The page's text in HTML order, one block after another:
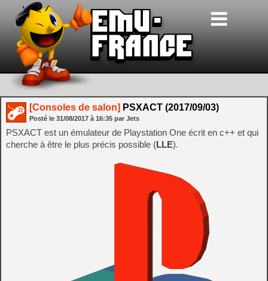
[Consoles de salon] PSXACT (2017/09/03)
Posté le 31/08/2017 à 16:35 par Jets
PSXACT est un émulateur de Playstation One écrit en c++ et qui
cherche à être le plus précis possible (LLE).